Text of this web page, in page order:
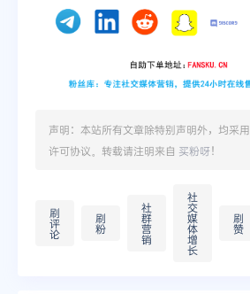
声明：本站所有文章除特别声明外，均采用
许可协议。转载请注明来自 买粉呀！
刷
评
论
刷
粉
社
群
营
销
社
交
媒
体
增
长
刷
赞